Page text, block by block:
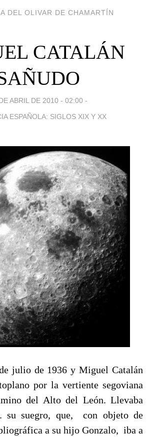
DEL OLIVAR DE CHAMARTÍN
CATALÁN
ABRIL DE 2010 - 02:00 -
ESPAÑOLA: SIGLOS XIX Y XX
julio de 1936 y Miguel Catalán
por la vertiente segoviana
del Alto del León. Llevaba
su suegro, que,
con objeto de
a su hijo Gonzalo, iba a